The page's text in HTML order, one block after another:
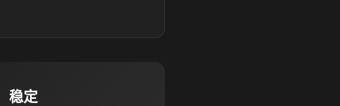
稳定